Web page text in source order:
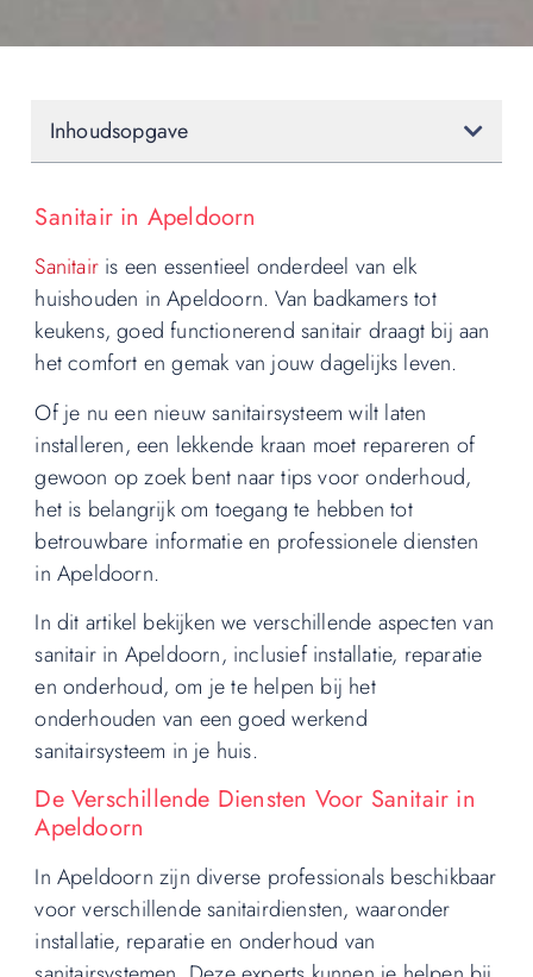
Sanitair in Apeldoorn
Sanitair is een essentieel onderdeel van elk
huishouden in Apeldoorn. Van badkamers tot
keukens, goed functionerend sanitair draagt bij aan
het comfort en gemak van jouw dagelijks leven.
Of je nu een nieuw sanitairsysteem wilt laten
installeren, een lekkende kraan moet repareren of
gewoon op zoek bent naar tips voor onderhoud,
het is belangrijk om toegang te hebben tot
betrouwbare informatie en professionele diensten
in Apeldoorn.
In dit artikel bekijken we verschillende aspecten van
sanitair in Apeldoorn, inclusief installatie, reparatie
en onderhoud, om je te helpen bij het
onderhouden van een goed werkend
sanitairsysteem in je huis.
De Verschillende Diensten Voor Sanitair in
Apeldoorn
In Apeldoorn zijn diverse professionals beschikbaar
voor verschillende sanitairdiensten, waaronder
installatie, reparatie en onderhoud van
Inhoudsopgave